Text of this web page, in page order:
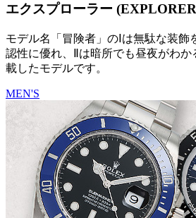
エクスプローラー
モデル名「冒険者」のⅠは無駄な装飾
認性に優れ、Ⅱは暗所でも昼夜がわか
載したモデルです。
MEN'S